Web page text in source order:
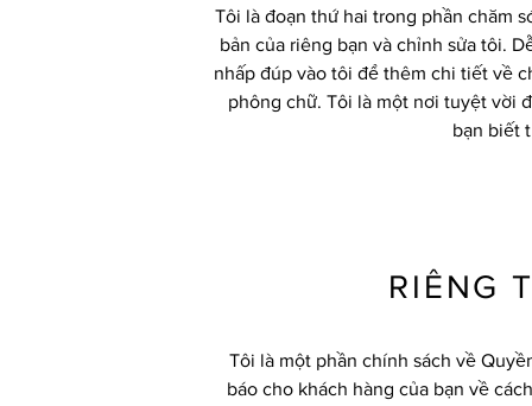
Tôi là đoạn thứ hai trong phần chăm
bản của riêng bạn và chỉnh sửa tôi.
nhấp đúp vào tôi để thêm chi tiết về
phông chữ. Tôi là một nơi tuyệt vời
bạn biết
RIÊNG
Tôi là một phần chính sách về
báo cho khách hàng của bạn về